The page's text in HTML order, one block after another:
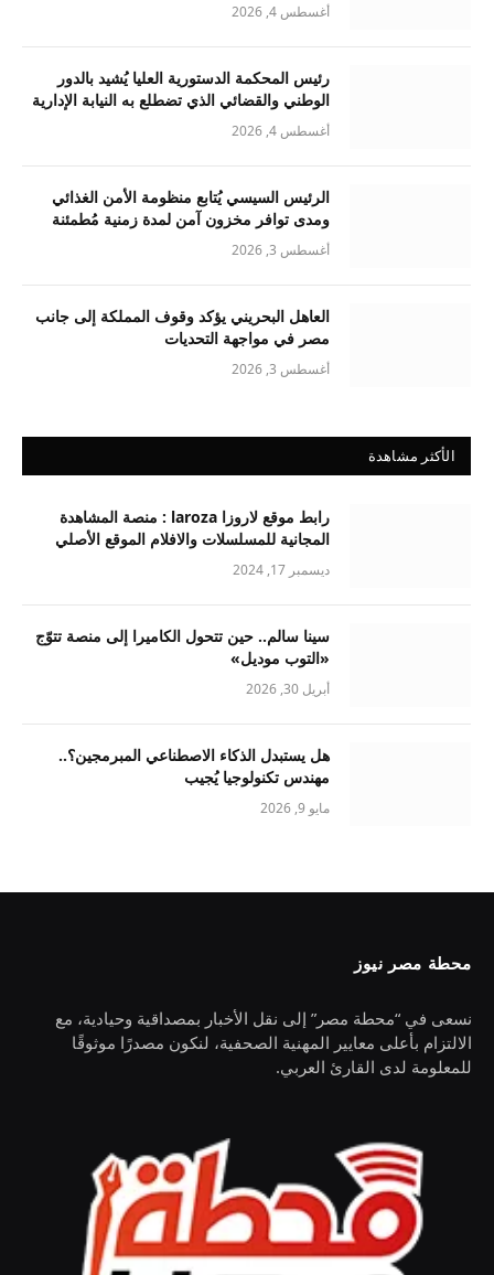
أغسطس 4, 2026
رئيس المحكمة الدستورية العليا يُشيد بالدور
الوطني والقضائي الذي تضطلع به النيابة الإدارية
أغسطس 4, 2026
الرئيس السيسي يُتابع منظومة الأمن الغذائي
ومدى توافر مخزون آمن لمدة زمنية مُطمئنة
أغسطس 3, 2026
العاهل البحريني يؤكد وقوف المملكة إلى جانب
مصر في مواجهة التحديات
أغسطس 3, 2026
الأكثر مشاهدة
رابط موقع لاروزا laroza : منصة المشاهدة
المجانية للمسلسلات والافلام الموقع الأصلي
ديسمبر 17, 2024
سينا سالم.. حين تتحول الكاميرا إلى منصة تتوّج
«التوب موديل»
أبريل 30, 2026
هل يستبدل الذكاء الاصطناعي المبرمجين؟..
مهندس تكنولوجيا يُجيب
مايو 9, 2026
محطة مصر نيوز
نسعى في “محطة مصر” إلى نقل الأخبار بمصداقية وحيادية، مع
الالتزام بأعلى معايير المهنية الصحفية، لنكون مصدرًا موثوقًا
للمعلومة لدى القارئ العربي.